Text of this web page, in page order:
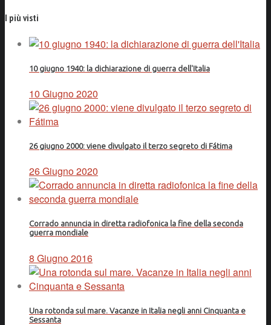
I più visti
10 giugno 1940: la dichiarazione di guerra dell'Italia
10 Giugno 2020
26 giugno 2000: viene divulgato il terzo segreto di Fátima
26 Giugno 2020
Corrado annuncia in diretta radiofonica la fine della seconda
guerra mondiale
8 Giugno 2016
Una rotonda sul mare. Vacanze in Italia negli anni Cinquanta e
Sessanta